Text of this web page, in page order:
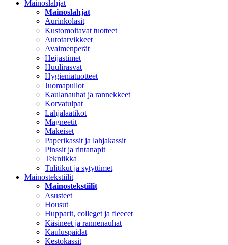
Mainoslahjat
Mainoslahjat
Aurinkolasit
Kustomoitavat tuotteet
Autotarvikkeet
Avaimenperät
Heijastimet
Huulirasvat
Hygieniatuotteet
Juomapullot
Kaulanauhat ja rannekkeet
Korvatulpat
Lahjalaatikot
Magneetit
Makeiset
Paperikassit ja lahjakassit
Pinssit ja rintanapit
Tekniikka
Tulitikut ja sytyttimet
Mainostekstiilit
Mainostekstiilit
Asusteet
Housut
Hupparit, colleget ja fleecet
Käsineet ja rannenauhat
Kauluspaidat
Kestokassit